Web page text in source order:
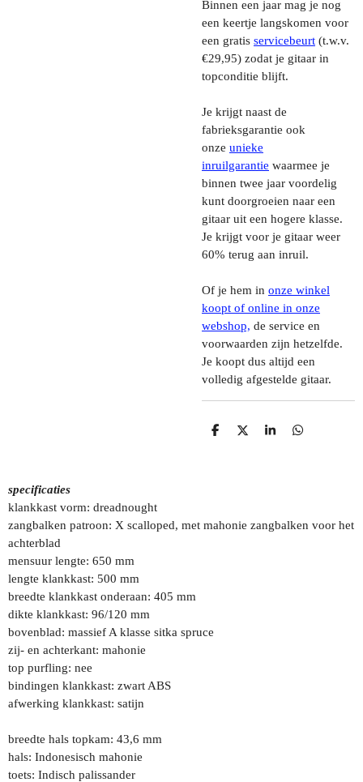
Binnen een jaar mag je nog
een keertje langskomen voor
een gratis servicebeurt (t.w.v.
€29,95) zodat je gitaar in
topconditie blijft.
Je krijgt naast de
fabrieksgarantie ook
onze unieke
inruilgarantie waarmee je
binnen twee jaar voordelig
kunt doorgroeien naar een
gitaar uit een hogere klasse.
Je krijgt voor je gitaar weer
60% terug aan inruil.
Of je hem in onze winkel
koopt of online in onze
webshop, de service en
voorwaarden zijn hetzelfde.
Je koopt dus altijd een
volledig afgestelde gitaar.
D
D
S
D
specificaties
klankkast vorm: dreadnought
zangbalken patroon: X scalloped, met mahonie zangbalken voor het
achterblad
mensuur lengte: 650 mm
lengte klankkast: 500 mm
breedte klankkast onderaan: 405 mm
dikte klankkast: 96/120 mm
bovenblad: massief A klasse sitka spruce
zij- en achterkant: mahonie
top purfling: nee
bindingen klankkast: zwart ABS
afwerking klankkast: satijn
breedte hals topkam: 43,6 mm
hals: Indonesisch mahonie
toets: Indisch palissander